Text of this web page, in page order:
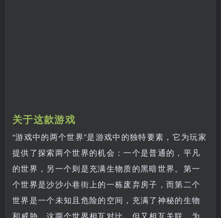
关于这款游戏
“游戏中的两个世界”是游戏中的独特要素，它为玩家
提供了探索两个世界的机会：一个是普通的，平凡
的世界，另一个则是充满生物质的黑暗世界。第一
个世界是沙沙小巷街上的一栋废弃房子，而第二个
世界是一个未知且危险的空间，充满了神秘的生物